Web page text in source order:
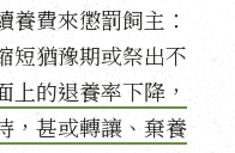
費來懲罰飼主：
短猶豫期或祭出不
上的退養率下降，
，甚或轉讓、棄養